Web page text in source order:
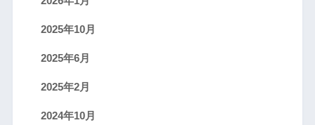
2025年10月
2025年6月
2025年2月
2024年10月